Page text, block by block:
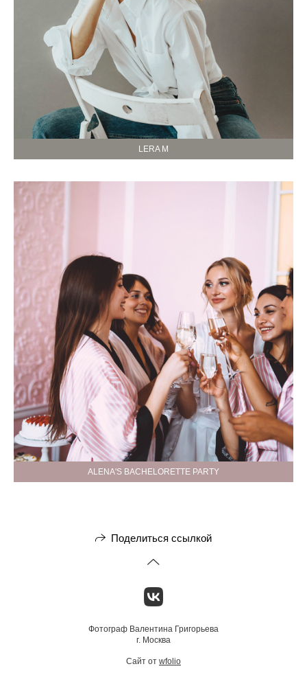
LERA M
ALENA'S BACHELORETTE PARTY
Поделиться ссылкой
Фотограф Валентина Григорьева
г. Москва
Сайт от wfolio